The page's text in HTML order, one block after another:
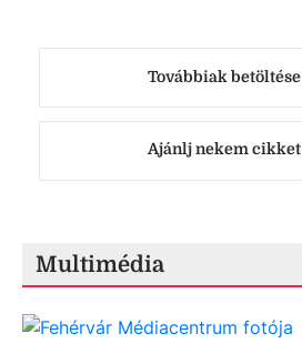
Továbbiak betöltése
Ajánlj nekem cikket
Multimédia